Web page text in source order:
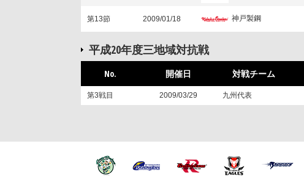
第13節 2009/01/18 神戸製鋼
平成20年度三地域対抗戦
No. 開催日 対戦チーム
第3戦目 2009/03/29 九州代表